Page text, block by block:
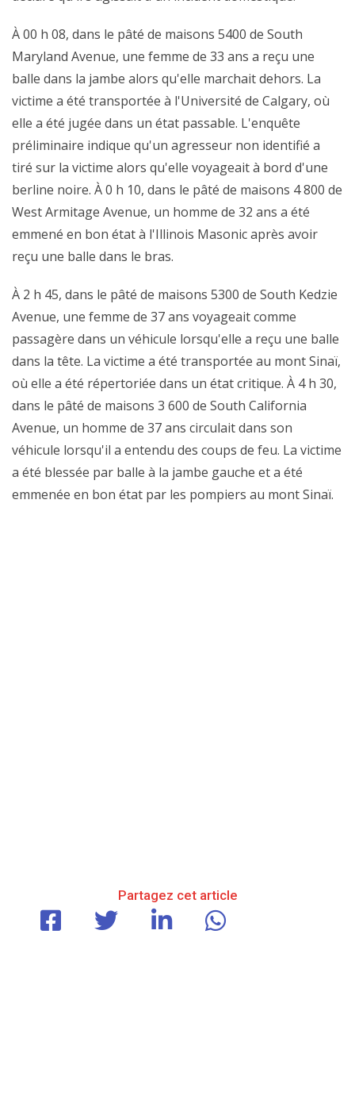
À 00 h 08, dans le pâté de maisons 5400 de South
Maryland Avenue, une femme de 33 ans a reçu une
balle dans la jambe alors qu'elle marchait dehors. La
victime a été transportée à l'Université de Calgary, où
elle a été jugée dans un état passable. L'enquête
préliminaire indique qu'un agresseur non identifié a
tiré sur la victime alors qu'elle voyageait à bord d'une
berline noire. À 0 h 10, dans le pâté de maisons 4 800 de
West Armitage Avenue, un homme de 32 ans a été
emmené en bon état à l'Illinois Masonic après avoir
reçu une balle dans le bras.
À 2 h 45, dans le pâté de maisons 5300 de South Kedzie
Avenue, une femme de 37 ans voyageait comme
passagère dans un véhicule lorsqu'elle a reçu une balle
dans la tête. La victime a été transportée au mont Sinaï,
où elle a été répertoriée dans un état critique. À 4 h 30,
dans le pâté de maisons 3 600 de South California
Avenue, un homme de 37 ans circulait dans son
véhicule lorsqu'il a entendu des coups de feu. La victime
a été blessée par balle à la jambe gauche et a été
emmenée en bon état par les pompiers au mont Sinaï.
Partagez cet article